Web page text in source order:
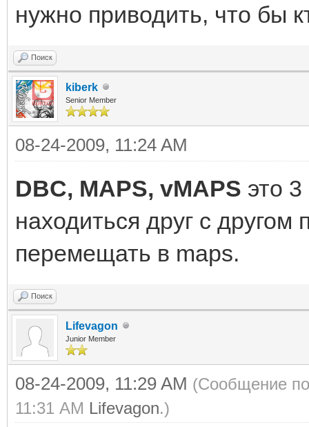
нужно приводить, что бы
Поиск
kiberk
Senior Member
08-24-2009, 11:24 AM
DBC, MAPS, vMAPS это
находиться друг с другом
перемещать в maps.
Поиск
Lifevagon
Junior Member
08-24-2009, 11:29 AM (Сообщение
11:31 AM Lifevagon.)